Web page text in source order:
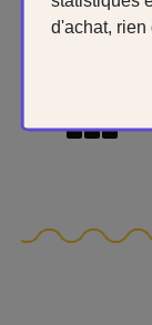
d'achat, rien
6 8 8